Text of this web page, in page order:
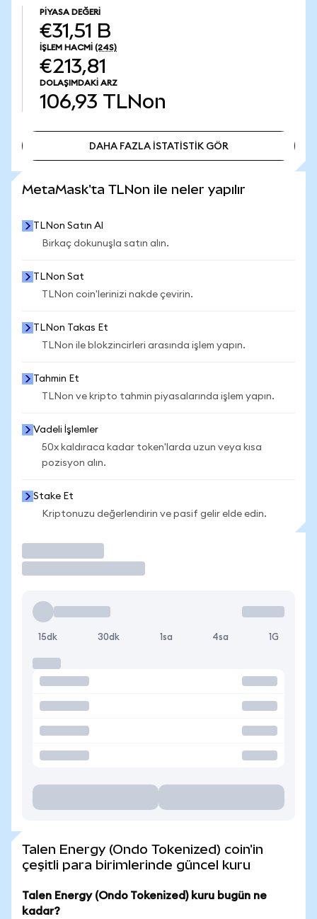
PIYASA DEĞERI
€31,51 B
İŞLEM HACMI (24S)
€213,81
DOLAŞIMDAKI ARZ
106,93 TLNon
DAHA FAZLA İSTATİSTİK GÖR
MetaMask'ta TLNon ile neler yapılır
TLNon Satın Al
Birkaç dokunuşla satın alın.
TLNon Sat
TLNon coin'lerinizi nakde çevirin.
TLNon Takas Et
TLNon ile blokzincirleri arasında işlem yapın.
Tahmin Et
TLNon ve kripto tahmin piyasalarında işlem yapın.
Vadeli İşlemler
50x kaldıraca kadar token'larda uzun veya kısa
pozisyon alın.
Stake Et
Kriptonuzu değerlendirin ve pasif gelir elde edin.
15dk 30dk 1sa 4sa 1G
Talen Energy (Ondo Tokenized) coin'in
çeşitli para birimlerinde güncel kuru
Talen Energy (Ondo Tokenized) kuru bugün ne
kadar?